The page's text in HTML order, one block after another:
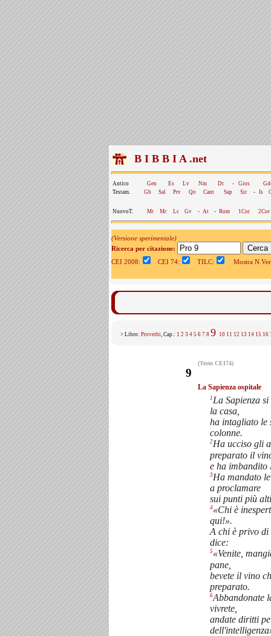
B I B B I A .net
Antico Gen Es Lv Nm Dt - Gios
Testam.
Gb Sal Prv Qo Cant Sap Sir - Is
NuovoT. Mt Mc Lc Gv - At - Rom 1Cor 2Cor
(Versione sperimentale)
Ricerca per citazione:
CEI 2008:
CEI 74: TILC: Mostra
> Libro: Proverbi, Cap.: 1 2 3 4 5 6 7 8 9 10 11 12 13 14 15 16
(Testo CEI74)
9
La Sapienza ospitale
1 La Sapienza
la casa,
ha intagliato le
colonne.
2Ha ucciso gli
preparato il
e ha imbandito
3Ha mandato
a proclamare
sui punti più
4«Chi è
qui!».
A chi è privo di
dice:
5«Venite,
pane,
bevete il vino
preparato.
6Abbandonate
vivrete,
andate diritti